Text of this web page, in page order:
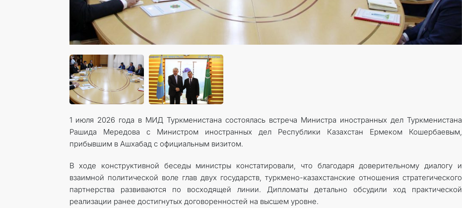
1 июля 2026 года в МИД Туркменистана состоялась встреча Министра иностранных дел Туркменистана
Рашида Мередова с Министром иностранных дел Республики Казахстан Ермеком Кошербаевым,
прибывшим в Ашхабад с официальным визитом.
В ходе конструктивной беседы министры констатировали, что благодаря доверительному диалогу и
взаимной политической воле глав двух государств, туркмено-казахстанские отношения стратегического
партнерства развиваются по восходящей линии. Дипломаты детально обсудили ход практической
реализации ранее достигнутых договоренностей на высшем уровне.